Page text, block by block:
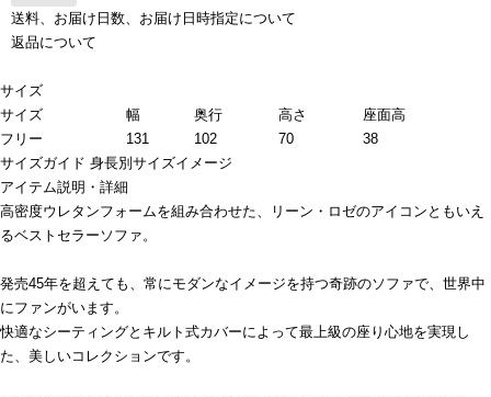
送料、お届け日数、お届け日時指定について
返品について
サイズ
サイズ
幅 奥行 高さ
座面高
フリー
131 102 70
38
サイズガイド 身長別サイズイメージ
アイテム説明・詳細
高密度ウレタンフォームを組み合わせた、リーン・ロゼのアイコンともいえ
るベストセラーソファ。
発売45年を超えても、常にモダンなイメージを持つ奇跡のソファで、世界中
にファンがいます。
快適なシーティングとキルト式カバーによって最上級の座り心地を実現し
た、美しいコレクションです。